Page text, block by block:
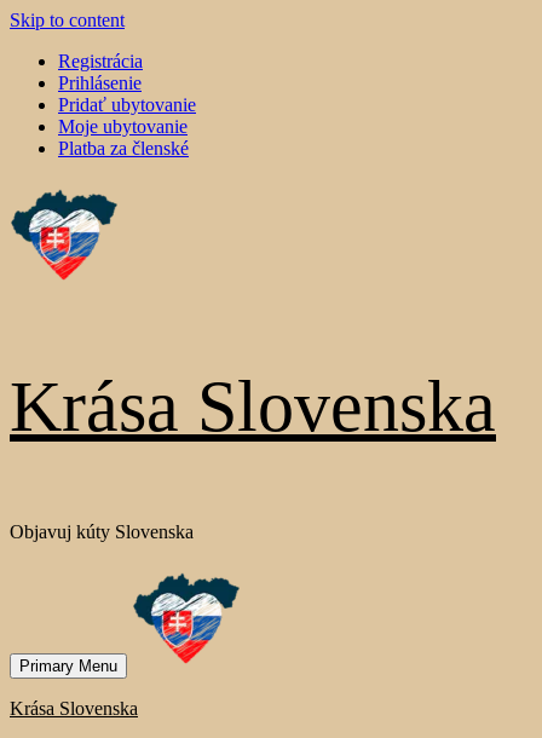
Skip to content
Registrácia
Prihlásenie
Pridať ubytovanie
Moje ubytovanie
Platba za členské
Krása Slovenska
Objavuj kúty Slovenska
Primary Menu
Krása Slovenska